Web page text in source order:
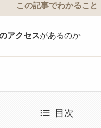
この記事でわかること
アクセスがあるのか
目次